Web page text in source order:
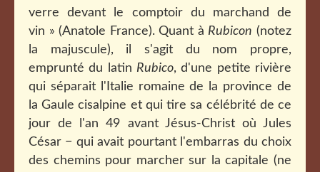
verre devant le comptoir du marchand de
vin » (Anatole France). Quant à Rubicon (notez
la majuscule), il s'agit du nom propre,
emprunté du latin Rubico, d'une petite rivière
qui séparait l'Italie romaine de la province de
la Gaule cisalpine et qui tire sa célébrité de ce
jour de l'an 49 avant Jésus-Christ où Jules
César − qui avait pourtant l'embarras du choix
des chemins pour marcher sur la capitale (ne